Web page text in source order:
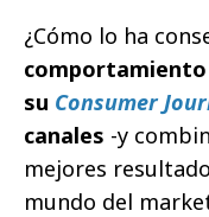
¿Cómo lo ha
su Consumer
canales -y
mejores
mundo del